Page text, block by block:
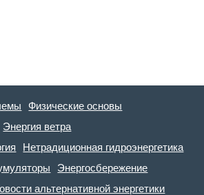
Физические основы
Энергия ветра
Нетрадиционная гидроэнергетика
Энергосбережение
альтернативной энергетики